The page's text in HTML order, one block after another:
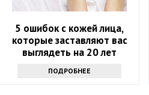
5 ошибок с кожей лица,
которые заставляют вас
выглядеть на 20 лет
ПОДРОБНЕЕ